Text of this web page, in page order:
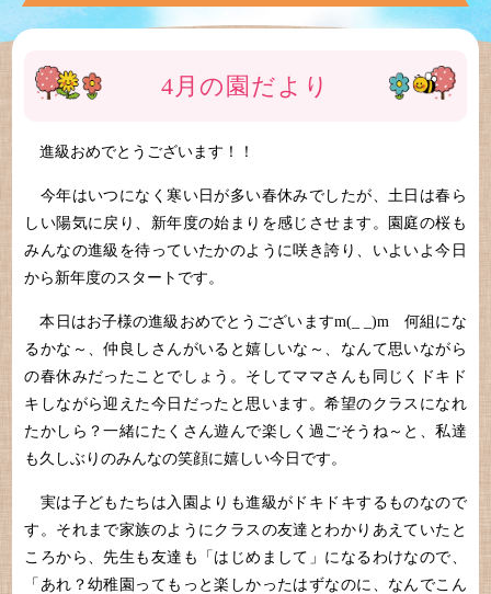
4月の園だより
進級おめでとうございます！！
今年はいつになく寒い日が多い春休みでしたが、土日は春ら
しい陽気に戻り、新年度の始まりを感じさせます。園庭の桜も
みんなの進級を待っていたかのように咲き誇り、いよいよ今日
から新年度のスタートです。
本日はお子様の進級おめでとうございますm(_ _)m 何組にな
るかな～、仲良しさんがいると嬉しいな～、なんて思いながら
の春休みだったことでしょう。そしてママさんも同じくドキド
キしながら迎えた今日だったと思います。希望のクラスになれ
たかしら？一緒にたくさん遊んで楽しく過ごそうね～と、私達
も久しぶりのみんなの笑顔に嬉しい今日です。
実は子どもたちは入園よりも進級がドキドキするものなので
す。それまで家族のようにクラスの友達とわかりあえていたと
ころから、先生も友達も「はじめまして」になるわけなので、
「あれ？幼稚園ってもっと楽しかったはずなのに、なんでこん